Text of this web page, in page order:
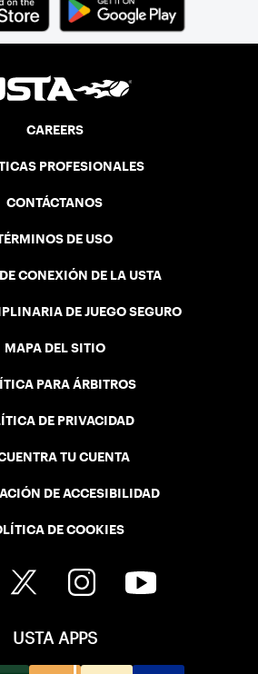
CAREERS
PROFESIONALES
CONTÁCTANOS
DE USO
CONEXIÓN DE LA USTA
DE JUEGO SEGURO
MAPA DEL SITIO
PARA ÁRBITROS
DE PRIVACIDAD
TU CUENTA
DE ACCESIBILIDAD
DE COOKIES
USTA APPS